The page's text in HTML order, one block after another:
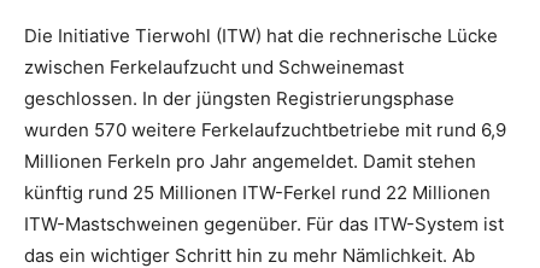
Die Initiative Tierwohl (ITW) hat die rechnerische Lücke
zwischen Ferkelaufzucht und Schweinemast
geschlossen. In der jüngsten Registrierungsphase
wurden 570 weitere Ferkelaufzuchtbetriebe mit rund 6,9
Millionen Ferkeln pro Jahr angemeldet. Damit stehen
künftig rund 25 Millionen ITW-Ferkel rund 22 Millionen
ITW-Mastschweinen gegenüber. Für das ITW-System ist
das ein wichtiger Schritt hin zu mehr Nämlichkeit. Ab